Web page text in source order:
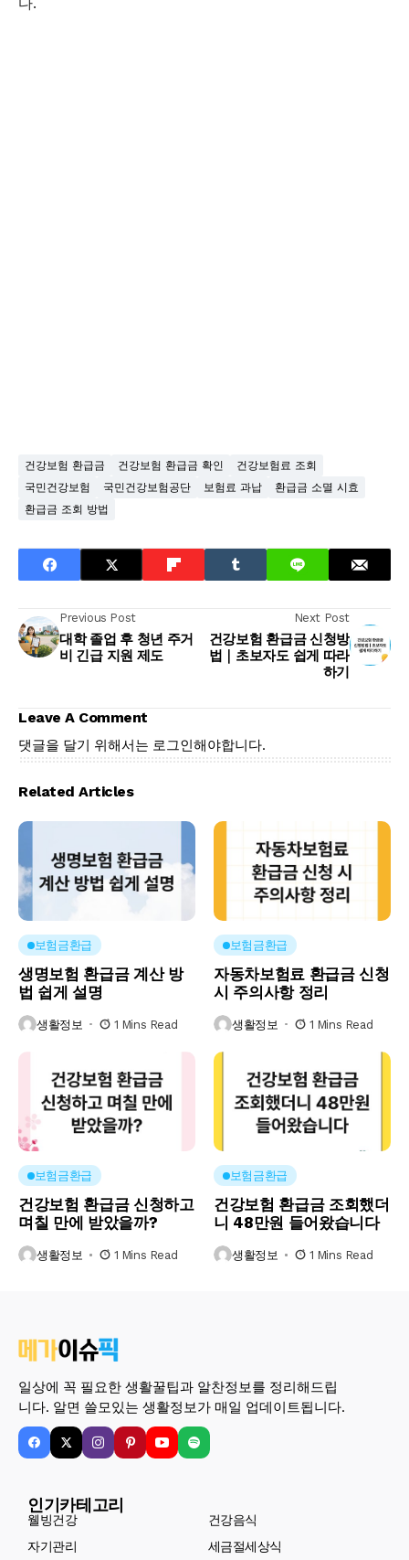
건강보험 환급금 건강보험 환급금 확인
건강보험료 조회
국민건강보험
국민건강보험공단 보험료 과납
환급금 소멸 시효
환급금 조회 방법
Previous Post
대학 졸업 후 청년 주거
비 긴급 지원 제도
Next Post
건강보험 환급금 신청방
법｜초보자도 쉽게 따라
하기
Leave A Comment
댓글을 달기 위해서는 로그인해야합니다.
Related Articles
보험금환급
생명보험 환급금 계산 방
법 쉽게 설명
생활정보 1 Mins Read
보험금환급
자동차보험료 환급금 신청
시 주의사항 정리
생활정보 1 Mins Read
보험금환급
건강보험 환급금 신청하고
며칠 만에 받았을까?
생활정보 1 Mins Read
보험금환급
건강보험 환급금 조회했더
니 48만원 들어왔습니다
생활정보 1 Mins Read
일상에 꼭 필요한 생활꿀팁과 알찬정보를 정리해드립
니다. 알면 쓸모있는 생활정보가 매일 업데이트됩니다.
인기카테고리
웰빙건강
건강음식
자기관리
세금절세상식